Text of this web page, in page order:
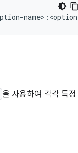
을 사용하여 각각 특정